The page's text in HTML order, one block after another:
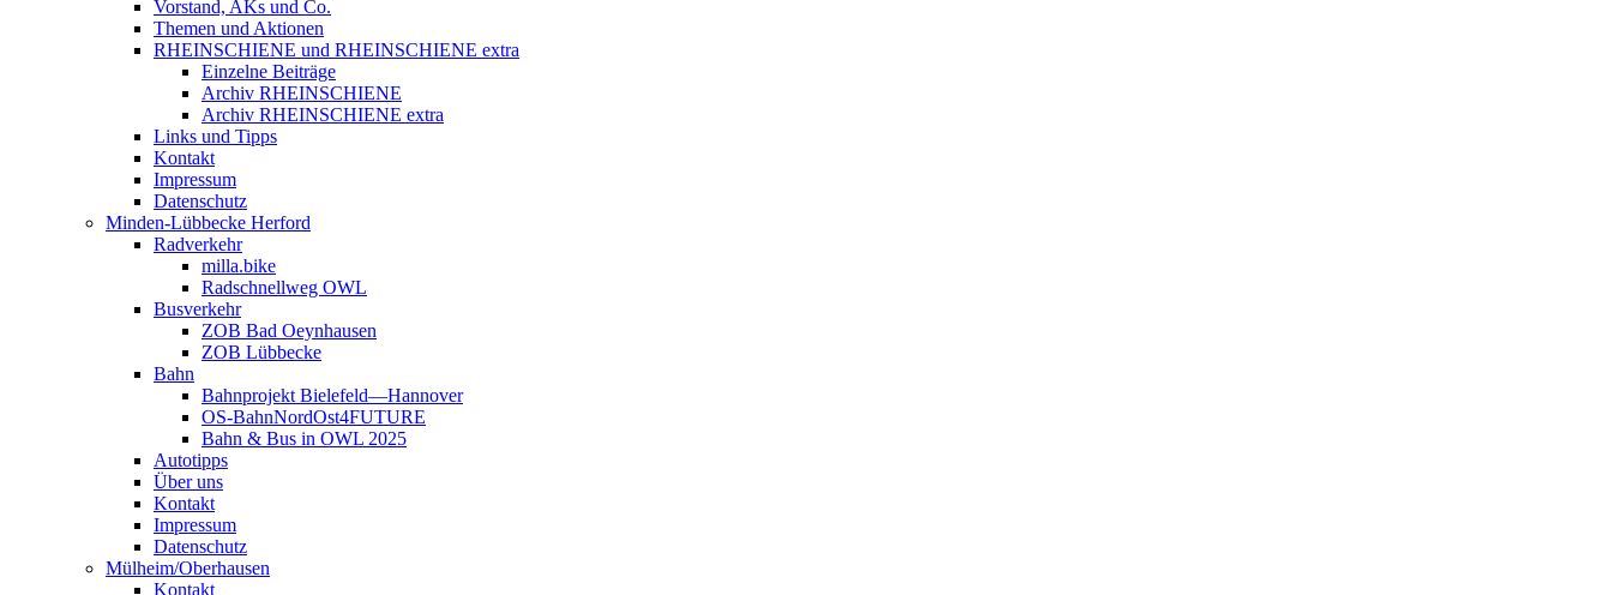
Vorstand, AKs und Co.
Themen und Aktionen
RHEINSCHIENE und RHEINSCHIENE extra
Einzelne Beiträge
Archiv RHEINSCHIENE
Archiv RHEINSCHIENE extra
Links und Tipps
Kontakt
Impressum
Datenschutz
Minden-Lübbecke Herford
Radverkehr
milla.bike
Radschnellweg OWL
Busverkehr
ZOB Bad Oeynhausen
ZOB Lübbecke
Bahn
Bahnprojekt Bielefeld—Hannover
OS-BahnNordOst4FUTURE
Bahn & Bus in OWL 2025
Autotipps
Über uns
Kontakt
Impressum
Datenschutz
Mülheim/Oberhausen
Kontakt